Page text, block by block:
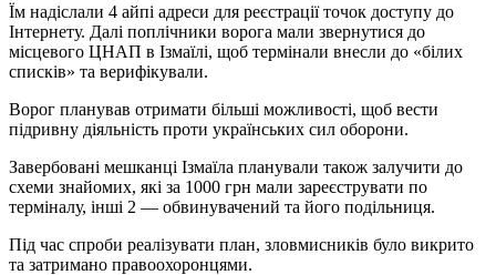
Їм надіслали 4 айпі адреси для реєстрації точок доступу до
Інтернету. Далі поплічники ворога мали звернутися до
місцевого ЦНАП в Ізмаїлі, щоб термінали внесли до «білих
списків» та верифікували.
Ворог планував отримати більші можливості, щоб вести
підривну діяльність проти українських сил оборони.
Завербовані мешканці Ізмаїла планували також залучити до
схеми знайомих, які за 1000 грн мали зареєструвати по
терміналу, інші 2 — обвинувачений та його подільниця.
Під час спроби реалізувати план, зловмисників було викрито
та затримано правоохоронцями.